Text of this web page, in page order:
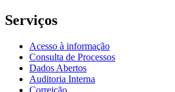
Serviços
Acesso à informação
Consulta de Processos
Dados Abertos
Auditoria Interna
Correição